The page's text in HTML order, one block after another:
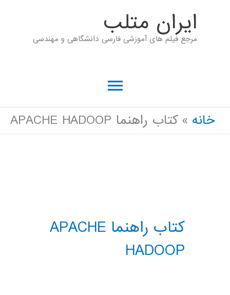
ايران متلب
مرجع فیلم های آموزشی فارسی دانشگاهی و مهندسی
فهرست
اصلی
خانه کتاب راهنما APACHE HADOOP
کتاب راهنما APACHE
HADOOP